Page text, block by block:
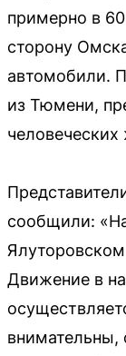
примерно в
сторону
автомобили.
из Тюмени,
человеческих
сообщили:
Движение в
внимательны,